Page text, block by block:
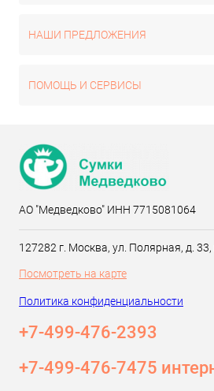
НАШИ ПРЕДЛОЖЕНИЯ
ПОМОЩЬ И СЕРВИСЫ
АО "Медведково" ИНН 7715081064
127282 г. Москва, ул. Полярная, д.
Посмотреть на карте
Политика конфиденциальности
+7-499-476-2393‬
+7-499-476-7475